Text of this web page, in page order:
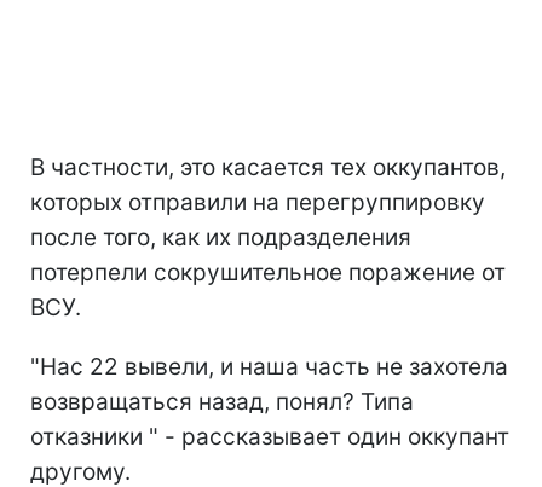
В частности, это касается тех оккупантов,
которых отправили на перегруппировку
после того, как их подразделения
потерпели сокрушительное поражение от
ВСУ.
"Нас 22 вывели, и наша часть не захотела
возвращаться назад, понял? Типа
отказники " - рассказывает один оккупант
другому.